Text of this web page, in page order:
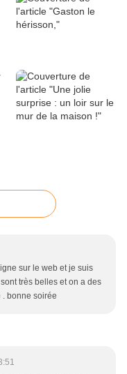
sur le web et je suis
très belles et on a des
. bonne soirée